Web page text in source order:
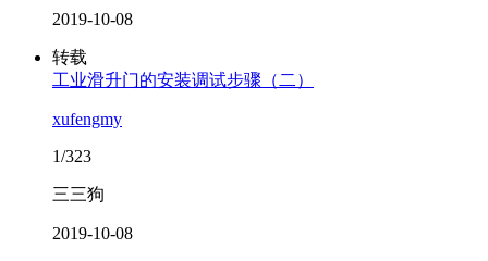
2019-10-08
转载
工业滑升门的安装调试步骤（二）
xufengmy
1/323
三三狗
2019-10-08